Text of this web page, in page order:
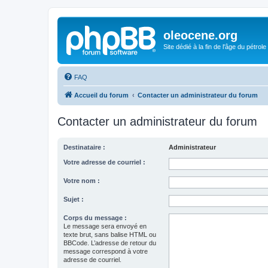
oleocene.org
Site dédié à la fin de l'âge du pétrole
FAQ
Accueil du forum Contacter un administrateur du forum
Contacter un administrateur du forum
Destinataire : Administrateur
Votre adresse de courriel :
Votre nom :
Sujet :
Corps du message :
Le message sera envoyé en
texte brut, sans balise HTML ou
BBCode. L’adresse de retour du
message correspond à votre
adresse de courriel.